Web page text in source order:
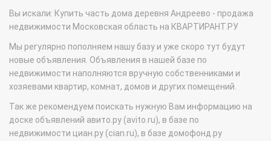
Вы искали: Купить часть дома деревня Андреево - продажа
недвижимости Московская область на КВАРТИРАНТ.РУ
Мы регулярно пополняем нашу базу и уже скоро тут будут
новые объявления. Объявления в нашей базе по
недвижимости наполняются вручную собственниками и
хозяевами квартир, комнат, домов и других помещений.
Так же рекомендуем поискать нужную Вам информацию на
доске объявлений авито.ру (avito.ru), в базе по
недвижимости циан.ру (cian.ru), в базе домофонд.ру